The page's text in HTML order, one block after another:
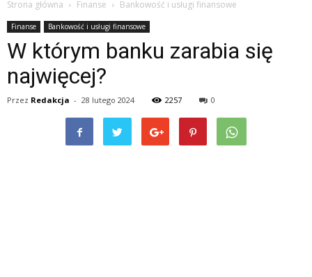
Strona główna Finanse Bankowość i usługi finansowe
Finanse Bankowość i usługi finansowe
W którym banku zarabia się
najwięcej?
Przez Redakcja - 28 lutego 2024 2257 0